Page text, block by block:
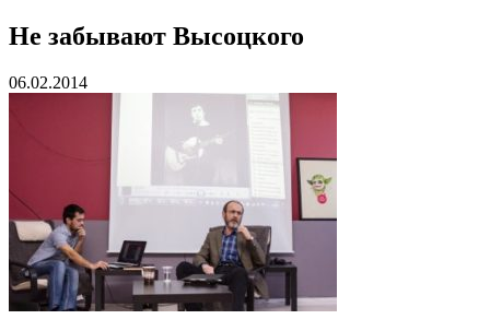
Не забывают Высоцкого
06.02.2014